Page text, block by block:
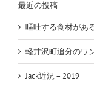
最近の投稿
嘔吐する食材があ
軽井沢町追分のワ
Jack近況 – 2019